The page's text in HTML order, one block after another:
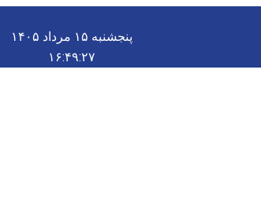
پنجشنبه ۱۵ مرداد ۱۴۰۵
۱۶:۴۹:۲۸